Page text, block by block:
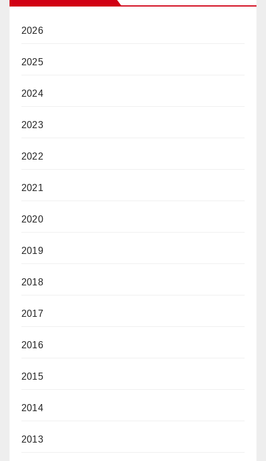
2026
2025
2024
2023
2022
2021
2020
2019
2018
2017
2016
2015
2014
2013